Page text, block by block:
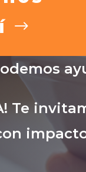
Te